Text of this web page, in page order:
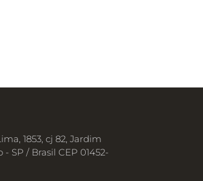
1853, cj 82, Jardim
SP / Brasil CEP 01452-